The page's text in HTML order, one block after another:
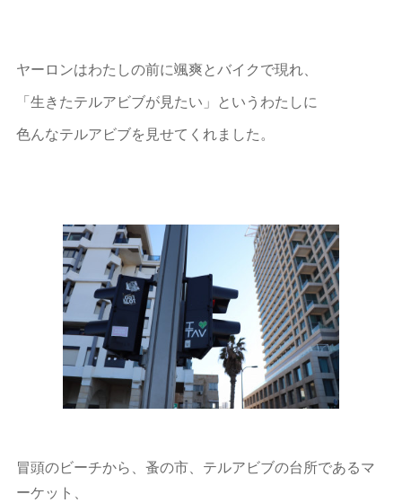
ヤーロンはわたしの前に颯爽とバイクで現れ、
「生きたテルアビブが見たい」というわたしに
色んなテルアビブを見せてくれました。
冒頭のビーチから、蚤の市、テルアビブの台所であるマ
ーケット、